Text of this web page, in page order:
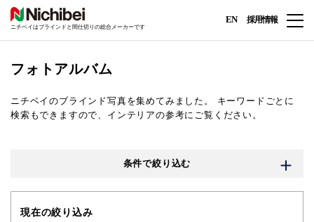
ニチベイはブラインドと間仕切りの総合メーカーです
EN 採用情報
フォトアルバム
ニチベイのブラインド写真を集めてみました。
キーワードごとに
検索もできますので、インテリアの参考にご覧ください。
条件で絞り込む
現在の絞り込み